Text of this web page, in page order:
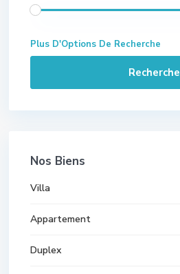
Plus D'Options De Recherche
Recherche
Nos Biens
Villa
Appartement
Duplex